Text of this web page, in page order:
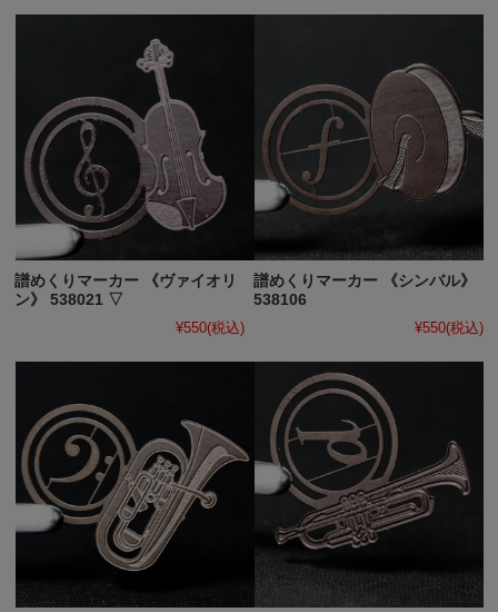
譜めくりマーカー 《ヴァイオリ
ン》 538021 ▽
¥550(税込)
譜めくりマーカー 《シンバル》
538106
¥550(税込)